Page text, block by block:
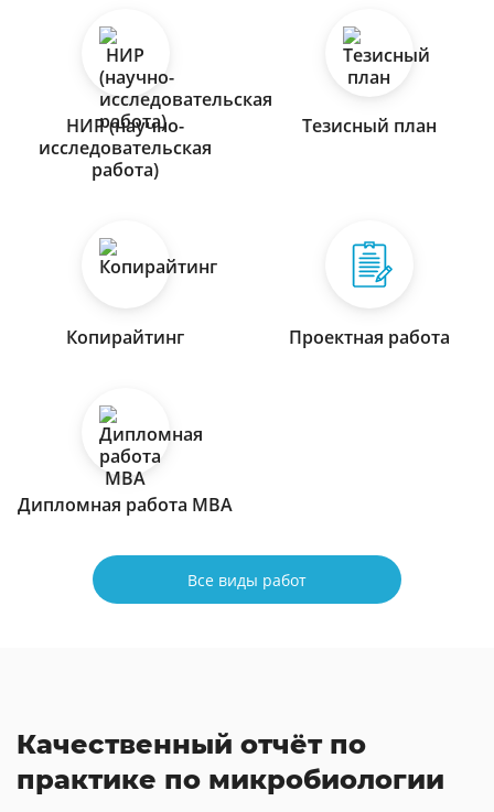
НИР (научно-
исследовательская
работа)
Тезисный план
Копирайтинг Проектная работа
Дипломная работа МВА
Все виды работ
Качественный отчёт по
практике по микробиологии